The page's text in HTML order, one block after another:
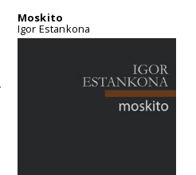
Moskito
Igor Estankona